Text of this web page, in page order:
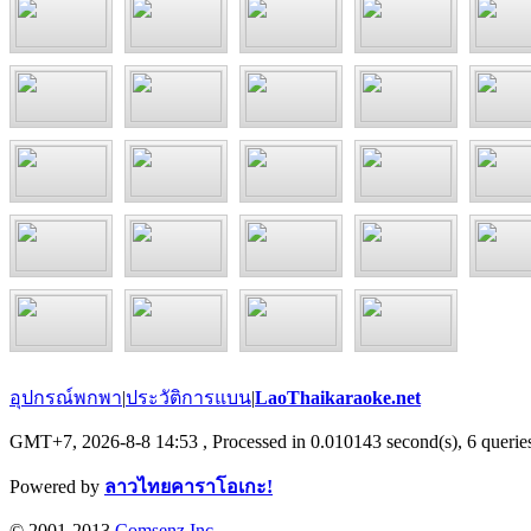
อุปกรณ์พกพา|ประวัติการแบน|LaoThaikaraoke.net
GMT+7, 2026-8-8 14:53 , Processed in 0.010143 second(s), 6
Powered by ลาวไทยคาราโอเกะ!